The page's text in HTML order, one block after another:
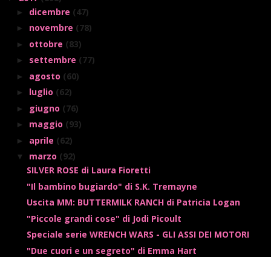
► dicembre (47)
► novembre (78)
► ottobre (83)
► settembre (77)
► agosto (60)
► luglio (62)
► giugno (76)
► maggio (93)
► aprile (62)
▼ marzo (92)
SILVER ROSE di Laura Fioretti
"Il bambino bugiardo" di S.K. Tremayne
Uscita MM: BUTTERMILK RANCH di Patricia Logan
"Piccole grandi cose" di Jodi Picoult
Speciale serie WRENCH WARS - GLI ASSI DEI MOTORI
"Due cuori e un segreto" di Emma Hart